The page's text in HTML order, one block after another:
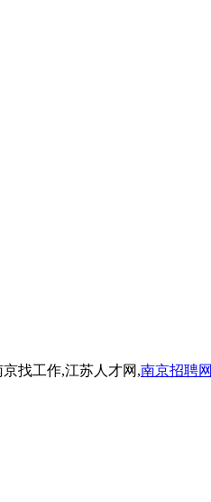
找工作,江苏人才网,南京招聘网